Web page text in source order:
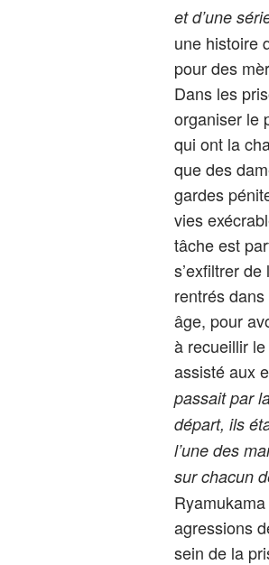
et d’une
une histoire
pour des
Dans les
organiser le
qui ont la
que des
gardes
vies
tâche est
s’exfiltrer
rentrés
âge, pour
à recueillir
assisté aux
passait par
départ, ils
l’une des
sur chacun
agressions
sein de la